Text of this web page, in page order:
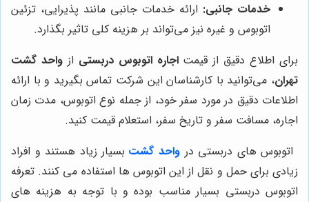
خدمات جانبی: ارائه خدمات جانبی مانند پذیرایی، تزئین
اتوبوس و غیره نیز می‌تواند بر هزینه کلی تاثیر بگذارد.
برای اطلاع دقیق از قیمتاجاره اتوبوس دربستی ازواحد گشت
تهران، می‌توانید با کارشناسان این شرکت تماس بگیرید و با ارائه
اطلاعات دقیق در مورد سفر خود، از جمله نوع اتوبوس، مدت زمان
اجاره، مسافت سفر و تاریخ سفر، استعلام قیمت کنید.
اتوبوس ‌های دربستی در واحد گشت بسیار زیاد هستند و افراد
زیادی برای حمل و نقل از این اتوبوس ‌ها استفاده می ‌کنند. تعرفه
اتوبوس دربستی بسیار مناسب بوده و با توجه به هزینه ‌های